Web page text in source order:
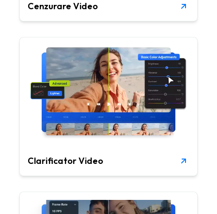
Cenzurare Video
Clarificator Video